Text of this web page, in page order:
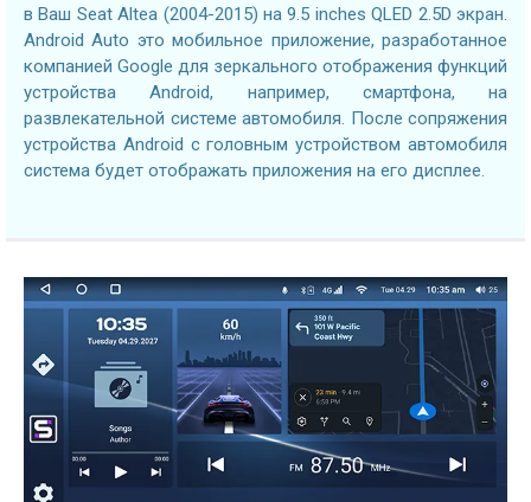
в Ваш Seat Altea (2004-2015) на 9.5 inches QLED 2.5D экран.
Android Auto это мобильное приложение, разработанное
компанией Google для зеркального отображения функций
устройства Android, например, смартфона, на
развлекательной системе автомобиля. После сопряжения
устройства Android с головным устройством автомобиля
система будет отображать приложения на его дисплее.